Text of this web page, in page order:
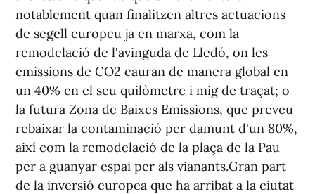
notablement quan finalitzen altres actuacions
de segell europeu ja en marxa, com la
remodelació de l'avinguda de Lledó, on les
emissions de CO2 cauran de manera global en
un 40% en el seu quilòmetre i mig de traçat; o
la futura Zona de Baixes Emissions, que preveu
rebaixar la contaminació per damunt d'un 80%,
així com la remodelació de la plaça de la Pau
per a guanyar espai per als vianants.Gran part
de la inversió europea que ha arribat a la ciutat